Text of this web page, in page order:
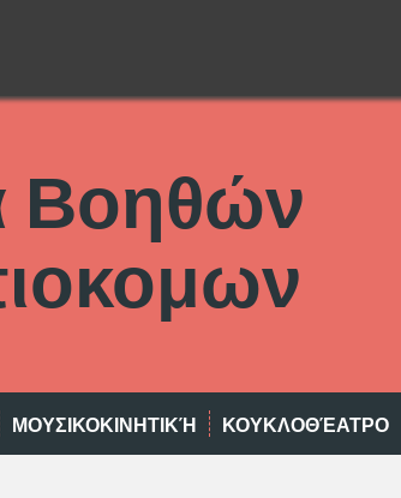
Βοηθών
ΜΟΥΣΙΚΟΚΙΝΗΤΙΚΉ ΚΟΥΚΛΟΘΈΑΤΡΟ